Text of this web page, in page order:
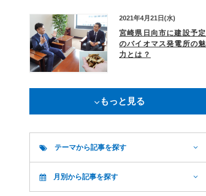
2021年4月21日(水)
宮崎県日向市に建設予定
のバイオマス発電所の魅
力とは？
もっと見る
テーマから記事を探す
月別から記事を探す